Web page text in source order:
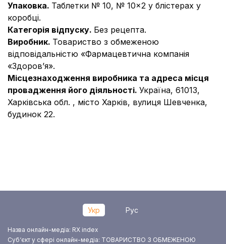
Упаковка. Таблетки № 10, № 10×2 у блістерах у
коробці.
Категорія відпуску. Без рецепта.
Виробник. Товариство з обмеженою
відповідальністю «Фармацевтична компанія
«Здоров’я».
Місцезнаходження виробника та адреса місця
провадження його діяльності. Україна, 61013,
Харківська обл. , місто Харків, вулиця Шевченка,
будинок 22.
Укр Рус
Назва онлайн-медіа: RX index
Суб‘єкт у сфері онлайн-медіа: ТОВАРИСТВО З ОБМЕЖЕНОЮ